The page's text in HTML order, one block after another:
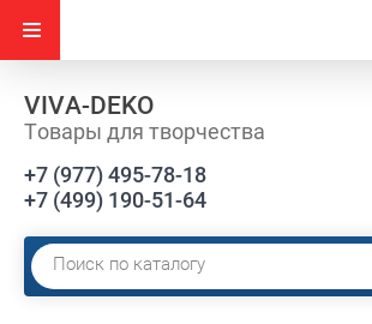
VIVA-DEKO
Товары для творчества
+7 (977) 495-78-18
+7 (499) 190-51-64